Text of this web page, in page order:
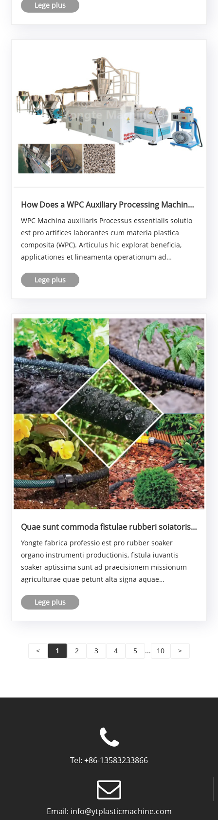
se tamquam fabricam amet structuralem et
Lege plus
How Does a WPC Auxiliary Processing Machine
WPC Machina auxiliaris Processus essentialis solutio
est pro artifices laborantes cum materia plastica
composita (WPC). Articulus hic explorat beneficia,
applicationes et lineamenta operationum ad
productionis eorum, vastitatem reducere, et
Lege plus
Quae sunt commoda fistulae rubberi soiatoris,
Yongte fabrica professio est pro rubber soaker
organo instrumenti productionis, fistula iuvantis
soaker aptissima sunt ad praecisionem missionum
agriculturae quae petunt alta signa aquae
pomarium administrationem, agriculturam
Lege plus
< 1 2 3 4 5 ... 10 >
Tel: +86-13583233866
Email: info@ytplasticmachine.com